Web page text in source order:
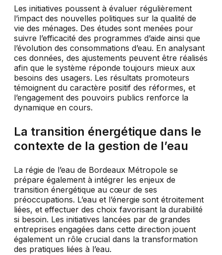
Les initiatives poussent à évaluer régulièrement
l’impact des nouvelles politiques sur la qualité de
vie des ménages. Des études sont menées pour
suivre l’efficacité des programmes d’aide ainsi que
l’évolution des consommations d’eau. En analysant
ces données, des ajustements peuvent être réalisés
afin que le système réponde toujours mieux aux
besoins des usagers. Les résultats promoteurs
témoignent du caractère positif des réformes, et
l’engagement des pouvoirs publics renforce la
dynamique en cours.
La transition énergétique dans le
contexte de la gestion de l’eau
La régie de l’eau de Bordeaux Métropole se
prépare également à intégrer les enjeux de
transition énergétique au cœur de ses
préoccupations. L’eau et l’énergie sont étroitement
liées, et effectuer des choix favorisant la durabilité
si besoin. Les initiatives lancées par de grandes
entreprises engagées dans cette direction jouent
également un rôle crucial dans la transformation
des pratiques liées à l’eau.